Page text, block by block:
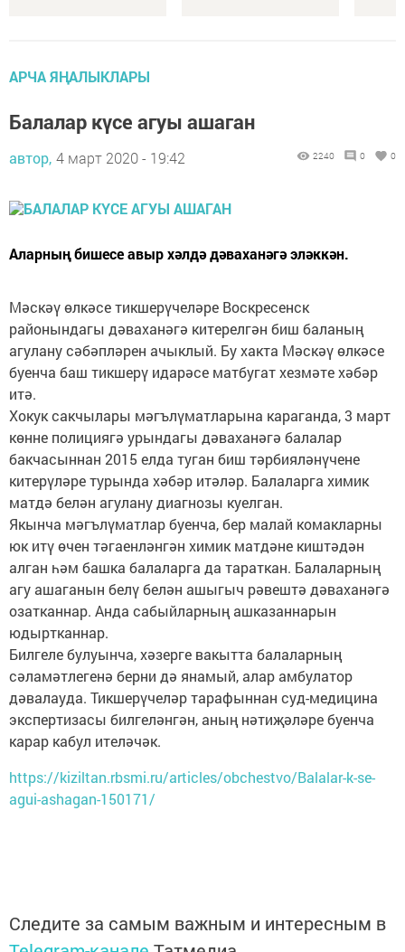
АРЧА ЯҢАЛЫКЛАРЫ
Балалар күсе агуы ашаган
автор, 4 март 2020 - 19:42 2240 0 0
Аларның бишесе авыр хәлдә дәваханәгә эләккән.
Мәскәү өлкәсе тикшерүчеләре Воскресенск
районындагы дәваханәгә китерелгән биш баланың
агулану сәбәпләрен ачыклый. Бу хакта Мәскәү өлкәсе
буенча баш тикшерү идарәсе матбугат хезмәте хәбәр
итә.
Хокук сакчылары мәгълүматларына караганда, 3 март
көнне полициягә урындагы дәваханәгә балалар
бакчасыннан 2015 елда туган биш тәрбияләнүчене
китерүләре турында хәбәр итәләр. Балаларга химик
матдә белән агулану диагнозы куелган.
Якынча мәгълүматлар буенча, бер малай комакларны
юк итү өчен тәгаенләнгән химик матдәне киштәдән
алган һәм башка балаларга да тараткан. Балаларның
агу ашаганын белү белән ашыгыч рәвештә дәваханәгә
озатканнар. Анда сабыйларның ашказаннарын
юдыртканнар.
Билгеле булуынча, хәзерге вакытта балаларның
сәламәтлегенә берни дә янамый, алар амбулатор
дәвалауда. Тикшерүчеләр тарафыннан суд-медицина
экспертизасы билгеләнгән, аның нәтиҗәләре буенча
карар кабул ителәчәк.
https://kiziltan.rbsmi.ru/articles/obchestvo/Balalar-k-se-
agui-ashagan-150171/
Следите за самым важным и интересным в